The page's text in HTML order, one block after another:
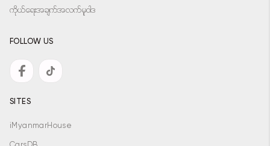
ကိုယ်ရေးအချက်အလက်မူဝါဒ
FOLLOW US
SITES
iMyanmarHouse